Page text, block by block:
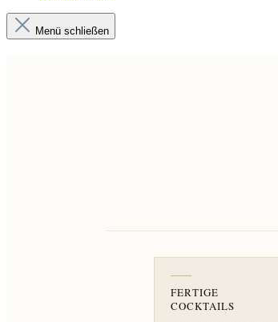
Menü schließen
FERTIGE
COCKTAILS